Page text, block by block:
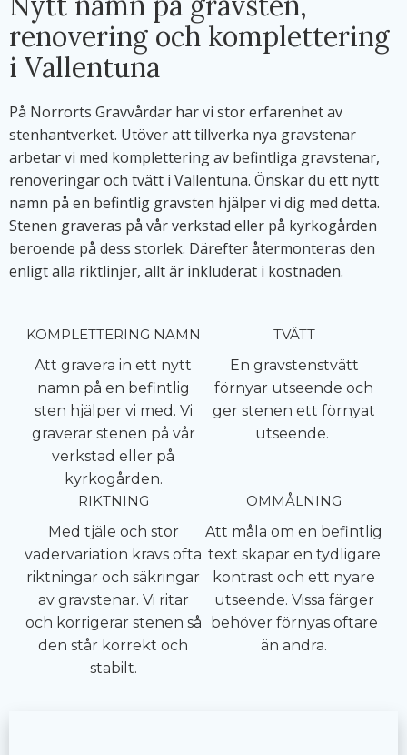
renovering och komplettering
i Vallentuna
På Norrorts Gravvårdar har vi stor erfarenhet av
stenhantverket. Utöver att tillverka nya gravstenar
arbetar vi med komplettering av befintliga gravstenar,
renoveringar och tvätt i Vallentuna. Önskar du ett nytt
namn på en befintlig gravsten hjälper vi dig med detta.
Stenen graveras på vår verkstad eller på kyrkogården
beroende på dess storlek. Därefter återmonteras den
enligt alla riktlinjer, allt är inkluderat i kostnaden.
KOMPLETTERING NAMN
Att gravera in ett nytt
namn på en befintlig
sten hjälper vi med. Vi
graverar stenen på vår
verkstad eller på
kyrkogården.
TVÄTT
En gravstenstvätt
förnyar utseende och
ger stenen ett förnyat
utseende.
RIKTNING
Med tjäle och stor
vädervariation krävs ofta
riktningar och säkringar
av gravstenar. Vi ritar
och korrigerar stenen så
den står korrekt och
stabilt.
OMMÅLNING
Att måla om en befintlig
text skapar en tydligare
kontrast och ett nyare
utseende. Vissa färger
behöver förnyas oftare
än andra.